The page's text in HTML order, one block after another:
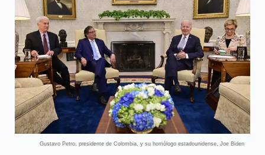
Gustavo Petro, presidente de Colombia, y su homólogo estadounidense, Joe Biden